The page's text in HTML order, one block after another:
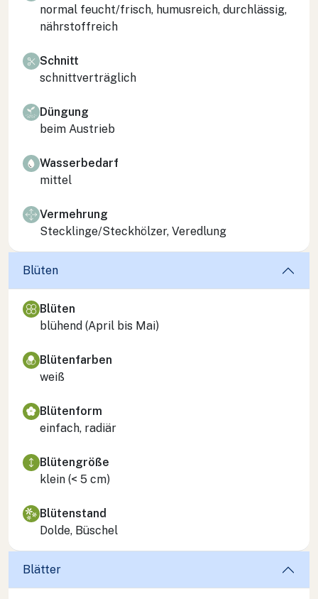
normal feucht/frisch, humusreich, durchlässig,
nährstoffreich
Schnitt
schnittverträglich
Düngung
beim Austrieb
Wasserbedarf
mittel
Vermehrung
Stecklinge/Steckhölzer, Veredlung
Blüten
Blüten
blühend (April bis Mai)
Blütenfarben
weiß
Blütenform
einfach, radiär
Blütengröße
klein (< 5 cm)
Blütenstand
Dolde, Büschel
Blätter